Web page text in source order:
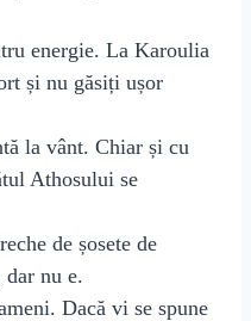
energie. La Karoulia
și nu găsiți ușor
la vânt. Chiar și cu
Athosului se
de șosete de
dar nu e.
Dacă vi se spune